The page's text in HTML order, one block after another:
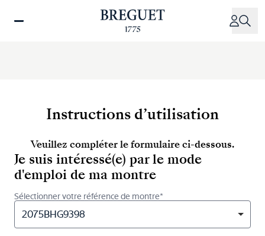
Instructions d’utilisation
Veuillez compléter le formulaire ci-dessous.
Je suis intéressé(e) par le mode
d'emploi de ma montre
Sélectionner votre référence de montre*
2075BHG9398